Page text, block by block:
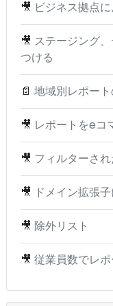
🎥 ビジネス拠点
🎥 ステージング
つける
📄 地域別レポー
🎥 レポートをeコ
🎥 フィルターさ
🎥 ドメイン拡張
🎥 除外リスト
🎥 従業員数でレ